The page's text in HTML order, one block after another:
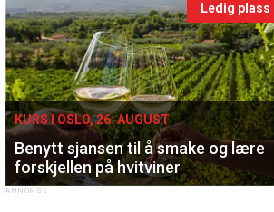
Ledig plass
KURS I OSLO, 26. AUGUST
Benytt sjansen til å smake og lære
forskjellen på hvitviner